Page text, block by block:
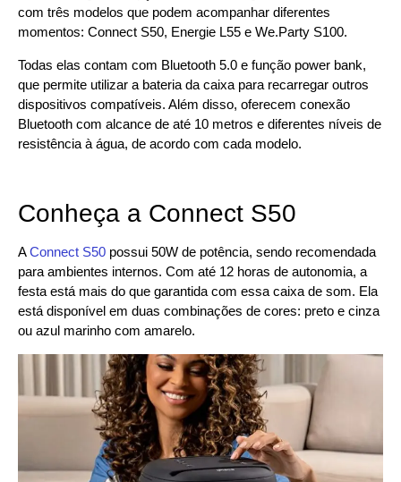
com três modelos que podem acompanhar diferentes
momentos: Connect S50, Energie L55 e We.Party S100.
Todas elas contam com Bluetooth 5.0 e função power bank,
que permite utilizar a bateria da caixa para recarregar outros
dispositivos compatíveis. Além disso, oferecem conexão
Bluetooth com alcance de até 10 metros e diferentes níveis de
resistência à água, de acordo com cada modelo.
Conheça a Connect S50
AConnect S50 possui 50W de potência, sendo recomendada
para ambientes internos. Com até 12 horas de autonomia, a
festa está mais do que garantida com essa caixa de som. Ela
está disponível em duas combinações de cores: preto e cinza
ou azul marinho com amarelo.